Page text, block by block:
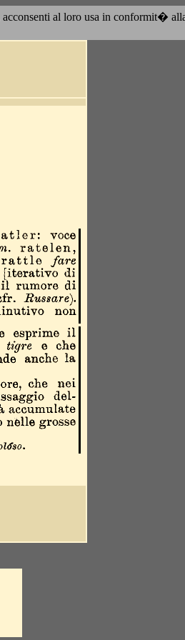
al loro usa in conformit�